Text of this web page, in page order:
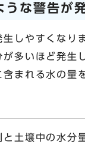
な警告が
しやすくなり
多いほど発生
まれる水の量
土壌中の水分